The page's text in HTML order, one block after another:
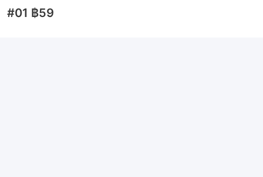
#01 ฿59